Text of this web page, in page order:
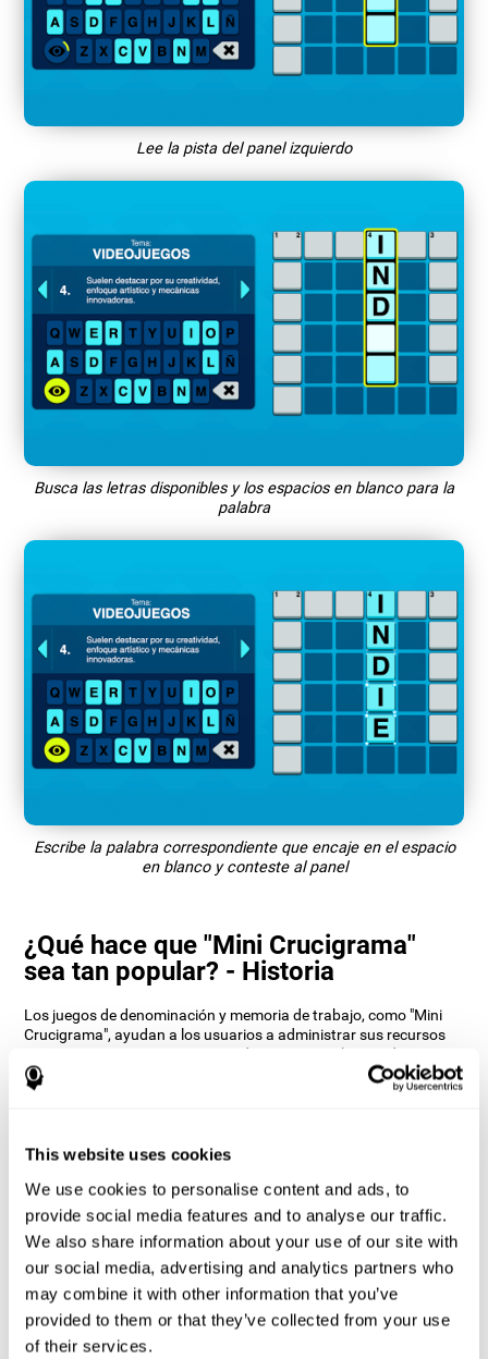
This website uses cookies
We use cookies to personalise content and ads, to
provide social media features and to analyse our traffic.
We also share information about your use of our site with
our social media, advertising and analytics partners who
may combine it with other information that you’ve
provided to them or that they’ve collected from your use
of their services.
Lee la pista del panel izquierdo
Busca las letras disponibles y los espacios en blanco para la
palabra
Escribe la palabra correspondiente que encaje en el espacio
en blanco y conteste al panel
¿Qué hace que "Mini Crucigrama"
sea tan popular? - Historia
Los juegos de denominación y memoria de trabajo, como "Mini
Crucigrama", ayudan a los usuarios a administrar sus recursos
cognitivos para optimizar su rendimiento. Esto les ayuda a
plantearse metas cada vez más complejas que requerirán una
mayor destreza de las capacidades cognitivas implicadas,
¿Cómo mejora mis habilidades
Crucigrama”?
Jugar a "Mini Crucigrama" estimula un patrón de activación
neuronal específico. Repetir y entrenar constantemente este
patrón puede ayudar a optimizar las conexiones neuronales y
ayudar a los circuitos neuronales a reorganizarse y recuperar
funciones cognitivas debilitadas o dañadas.
"Mini Crucigrama" ayuda a ejercitar la denominación, la